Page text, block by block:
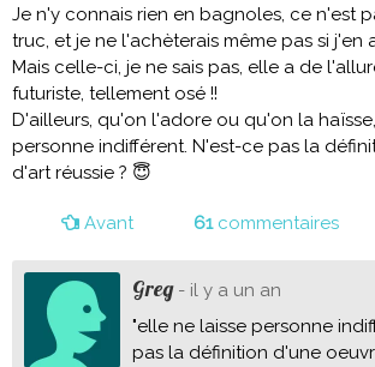
Je n'y connais rien en bagnoles, ce n'est
truc, et je ne l'achèterais même pas si j'en
Mais celle-ci, je ne sais pas, elle a de
futuriste, tellement osé !!
D'ailleurs, qu'on l'adore ou qu'on la
personne indifférent. N'est-ce pas la
d'art réussie ? 😇
Avant 61commentaires
Greg- il y a un an
"elle ne laisse personne
pas la définition d'une